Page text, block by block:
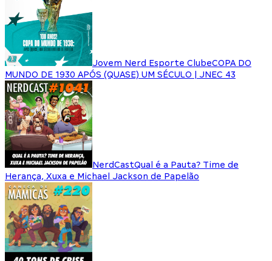
Jovem Nerd Esporte ClubeCOPA DO
MUNDO DE 1930 APÓS (QUASE) UM SÉCULO | JNEC 43
NerdCastQual é a Pauta? Time de
Herança, Xuxa e Michael Jackson de Papelão